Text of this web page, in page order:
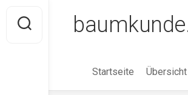
content
Startseite Übersicht